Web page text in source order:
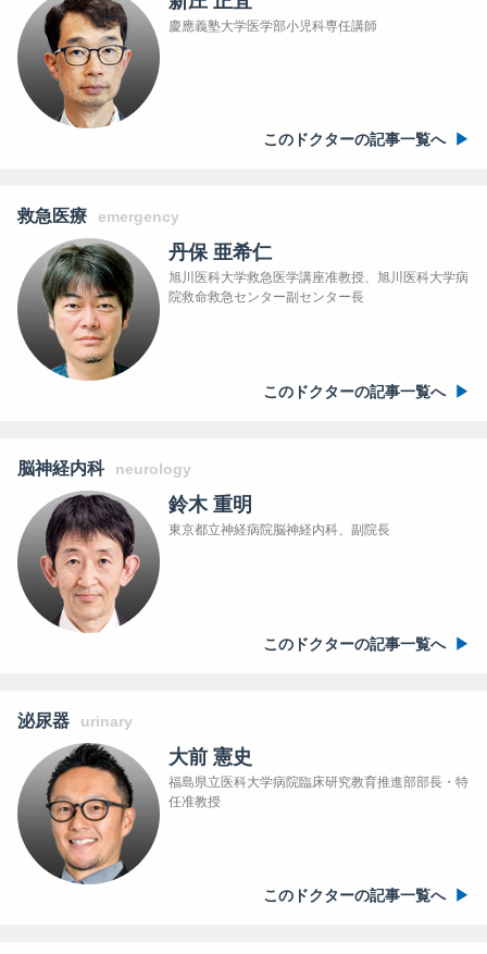
慶應義塾大学医学部小児科専任講師
このドクターの記事一覧へ
救急医療 emergency
丹保 亜希仁
旭川医科大学救急医学講座准教授、旭川医科大学病
院救命救急センター副センター長
このドクターの記事一覧へ
脳神経内科 neurology
鈴木 重明
東京都立神経病院脳神経内科、副院長
このドクターの記事一覧へ
泌尿器 urinary
大前 憲史
福島県立医科大学病院臨床研究教育推進部部長・特
任准教授
このドクターの記事一覧へ